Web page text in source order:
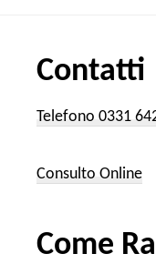
Contatti
Telefono 0331
Consulto Online
Come